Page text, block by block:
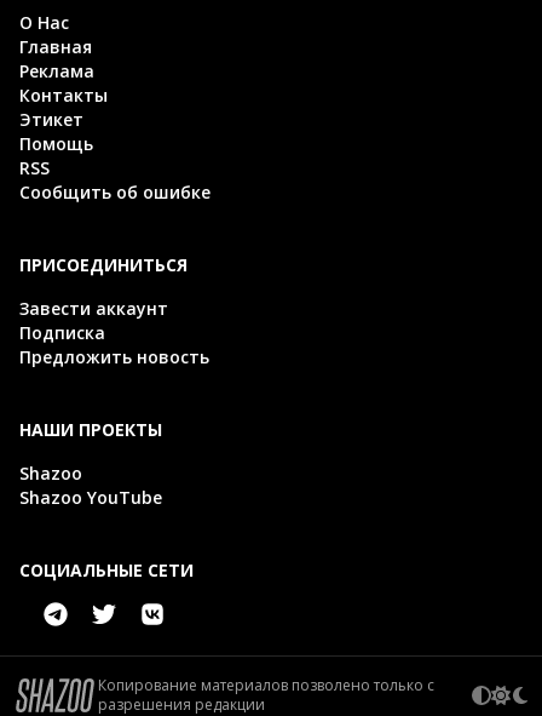
О Нас
Главная
Реклама
Контакты
Этикет
Помощь
RSS
Сообщить об ошибке
ПРИСОЕДИНИТЬСЯ
Завести аккаунт
Подписка
Предложить новость
НАШИ ПРОЕКТЫ
Shazoo
Shazoo YouTube
СОЦИАЛЬНЫЕ СЕТИ
Копирование материалов позволено только с
разрешения редакции